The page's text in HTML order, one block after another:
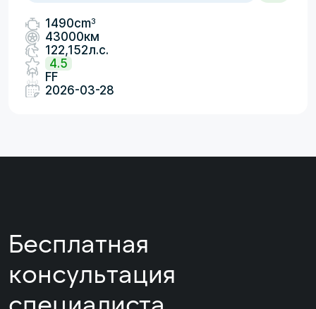
1490cm3
43000км
122,152л.с.
4.5
FF
2026-03-28
Бесплатная
консультация